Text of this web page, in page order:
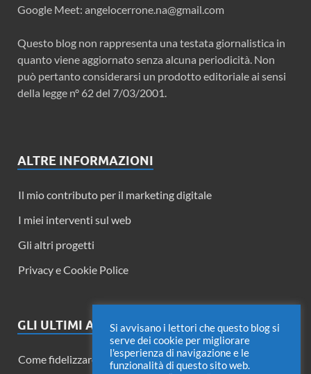
Google Meet: angelocerrone.na@gmail.com
Questo blog non rappresenta una testata giornalistica in
quanto viene aggiornato senza alcuna periodicità. Non
può pertanto considerarsi un prodotto editoriale ai sensi
della legge n° 62 del 7/03/2001.
ALTRE INFORMAZIONI
Il mio contributo per il marketing digitale
I miei interventi sul web
Gli altri progetti
Privacy e Cookie Police
GLI ULTIMI ARTICOLI
Come fidelizzare i lettori di un blog
Si avvisano i lettori che questo blog si
serve dei cookie per migliorare
l'esperienza di navigazione e le
funzionalità di questo sito web.